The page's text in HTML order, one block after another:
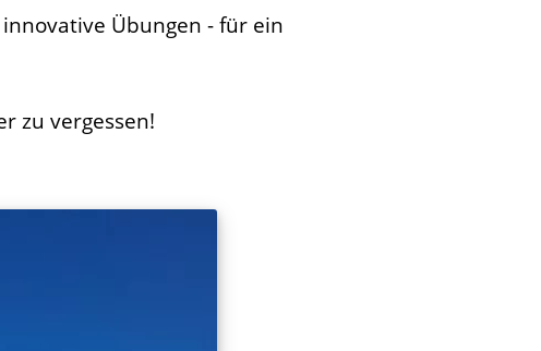
Übungen - für ein
zu vergessen!